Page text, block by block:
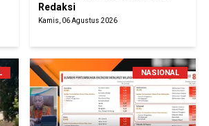
Redaksi
Kamis, 06 Agustus 2026
NASIONAL